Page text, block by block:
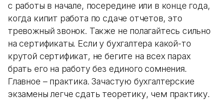
с работы в начале, посередине или в конце года,
когда кипит работа по сдаче отчетов, это
тревожный звонок. Также не полагайтесь сильно
на сертификаты. Если у бухгалтера какой-то
крутой сертификат, не бегите на всех парах
брать его на работу без единого сомнения.
Главное – практика. Зачастую бухгалтерские
экзамены легче сдать теоретику, чем практику.